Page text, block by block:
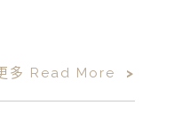
多 Read More
>